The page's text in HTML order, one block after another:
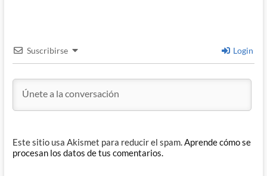
Suscribirse Login
Este sitio usa Akismet para reducir el spam.Aprende cómo se
procesan los datos de tus comentarios.